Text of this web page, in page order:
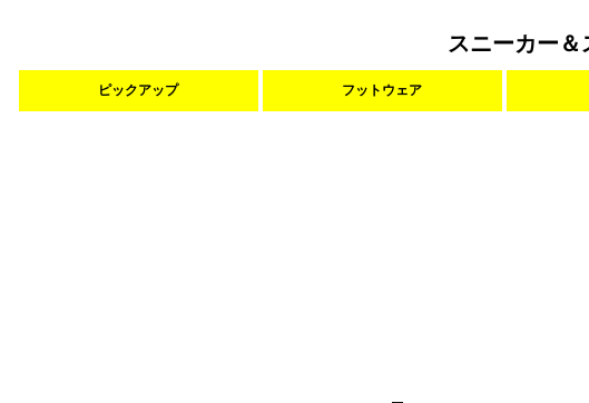
スニーカー
ピックアップ フットウェア